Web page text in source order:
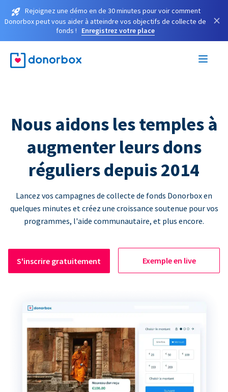
Rejoignez une démo en de 30 minutes pour voir comment
Donorbox peut vous aider à atteindre vos objectifs de collecte de
fonds !
Enregistrez votre place
×
Nous aidons les temples à
augmenter leurs dons
réguliers depuis 2014
Lancez vos campagnes de collecte de fonds Donorbox en
quelques minutes et créez une croissance soutenue pour vos
programmes, l'aide communautaire, et plus encore.
S'inscrire gratuitement Exemple en live